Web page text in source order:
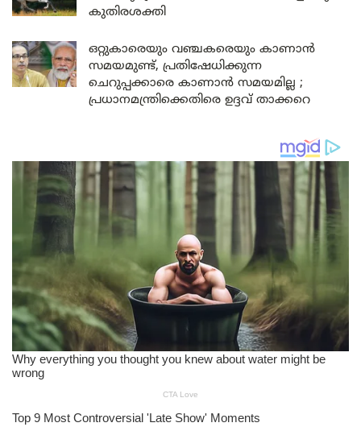
കുതിരശക്തി
ഒറ്റുകാരെയും വഞ്ചകരെയും കാണാൻ
സമയമുണ്ട്, പ്രതിഷേധിക്കുന്ന
ചെറുപ്പക്കാരെ കാണാൻ സമയമില്ല ;
പ്രധാനമന്ത്രിക്കെതിരെ ഉദ്ദവ് താക്കറെ